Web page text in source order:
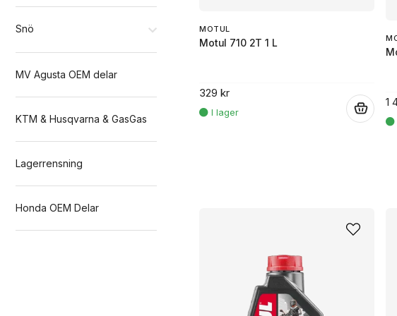
Snö
MV Agusta OEM delar
KTM & Husqvarna & GasGas
Lagerrensning
Honda OEM Delar
MOTUL
Motul 710 2T 1 L
329 kr
1